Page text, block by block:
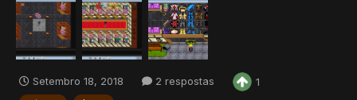
magekyou shield -banda sword *Novas quests -Naruto rikkudou
set...
Setembro 18, 2018 2 respostas 1